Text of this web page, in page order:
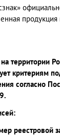
территории
критериям
согласно
реестровой